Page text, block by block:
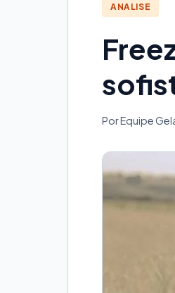
ANALISE
Por Equipe